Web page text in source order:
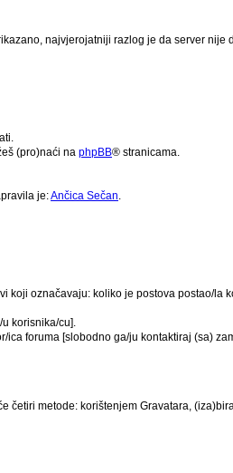
najvjerojatniji razlog je da server
(pro)naći na phpBB® stranicama.
je:Ančica Sečan.
označavaju: koliko je postova postao/la
korisnika/cu].
foruma [slobodno ga/ju kontaktiraj (sa)
četiri metode: korištenjem Gravatara,